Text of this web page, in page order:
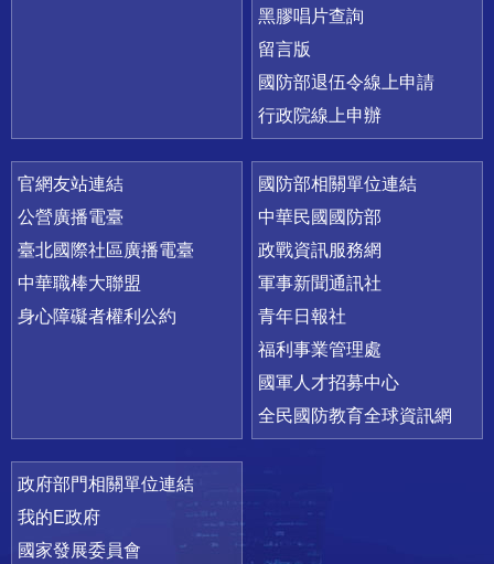
黑膠唱片查詢
留言版
國防部退伍令線上申請
行政院線上申辦
官網友站連結
公營廣播電臺
臺北國際社區廣播電臺
中華職棒大聯盟
身心障礙者權利公約
國防部相關單位連結
中華民國國防部
政戰資訊服務網
軍事新聞通訊社
青年日報社
福利事業管理處
國軍人才招募中心
全民國防教育全球資訊網
政府部門相關單位連結
我的E政府
國家發展委員會